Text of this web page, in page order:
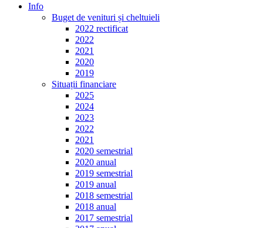
Info
Buget de venituri și cheltuieli
2022 rectificat
2022
2021
2020
2019
Situații financiare
2025
2024
2023
2022
2021
2020 semestrial
2020 anual
2019 semestrial
2019 anual
2018 semestrial
2018 anual
2017 semestrial